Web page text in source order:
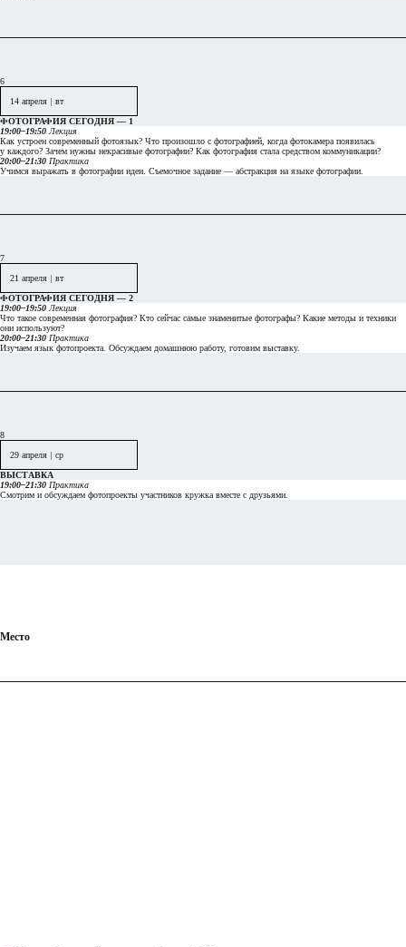
6
14 апреля | вт
ФОТОГРАФИЯ СЕГОДНЯ — 1
19:00–19:50 Лекция
Как устроен современный фотоязык? Что произошло с фотографией, когда фотокамера появилась
у каждого? Зачем нужны некрасивые фотографии? Как фотография стала средством коммуникации?
20:00–21:30 Практика
Учимся выражать в фотографии идеи. Съемочное задание — абстракция на языке фотографии.
7
21 апреля | вт
ФОТОГРАФИЯ СЕГОДНЯ — 2
19:00–19:50 Лекция
Что такое современная фотография? Кто сейчас самые знаменитые фотографы? Какие методы и техники
они используют?
20:00–21:30 Практика
Изучаем язык фотопроекта. Обсуждаем домашнюю работу, готовим выставку.
8
29 апреля | ср
ВЫСТАВКА
19:00–21:30 Практика
Смотрим и обсуждаем фотопроекты участников кружка вместе с друзьями.
Место